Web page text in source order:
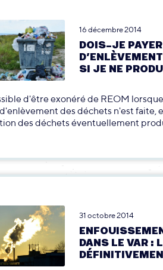
16 décembre 2014
DOIS-JE
SI JE NE
d'être exonéré de REOM
des déchets n'est faite,
des déchets éventuellement
31 octobre 2014
DANS LE VAR :